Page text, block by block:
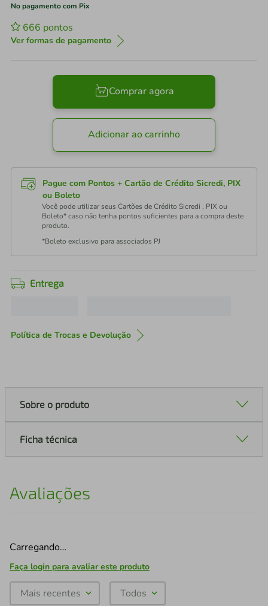
No pagamento com Pix
666 pontos
Ver formas de pagamento
Comprar agora
Adicionar ao carrinho
Pague com Pontos + Cartão de Crédito Sicredi, PIX
ou Boleto
Você pode utilizar seus Cartões de Crédito Sicredi , PIX ou
Boleto* caso não tenha pontos suficientes para a compra deste
produto.
*Boleto exclusivo para associados PJ
Entrega
Política de Trocas e Devolução
Sobre o produto
Ficha técnica
Avaliações
Carregando…
Faça login para avaliar este produto
Mais recentes Todos